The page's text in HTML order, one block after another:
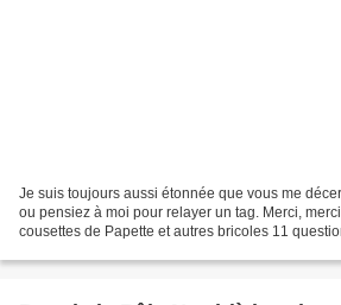
Je suis toujours aussi étonnée que vous me
ou pensiez à moi pour relayer un tag. Merci,
cousettes de Papette et autres bricoles 11